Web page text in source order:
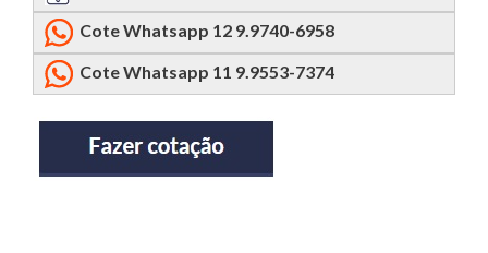
Cote Whatsapp 12 9.9740-6958
Cote Whatsapp 11 9.9553-7374